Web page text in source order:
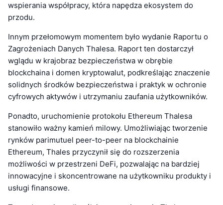
wspierania współpracy, która napędza ekosystem do
przodu.
Innym przełomowym momentem było wydanie Raportu o
Zagrożeniach Danych Thalesa. Raport ten dostarczył
wglądu w krajobraz bezpieczeństwa w obrębie
blockchaina i domen kryptowalut, podkreślając znaczenie
solidnych środków bezpieczeństwa i praktyk w ochronie
cyfrowych aktywów i utrzymaniu zaufania użytkowników.
Ponadto, uruchomienie protokołu Ethereum Thalesa
stanowiło ważny kamień milowy. Umożliwiając tworzenie
rynków parimutuel peer-to-peer na blockchainie
Ethereum, Thales przyczynił się do rozszerzenia
możliwości w przestrzeni DeFi, pozwalając na bardziej
innowacyjne i skoncentrowane na użytkowniku produkty i
usługi finansowe.